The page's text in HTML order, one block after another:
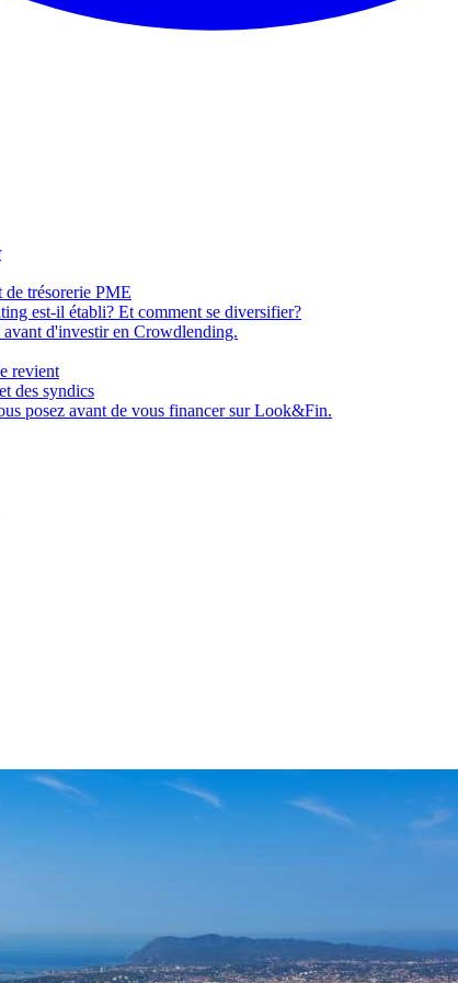
de trésorerie PME
est-il établi? Et comment se diversifier?
avant d'investir en Crowdlending.
revient
des syndics
posez avant de vous financer sur Look&Fin.